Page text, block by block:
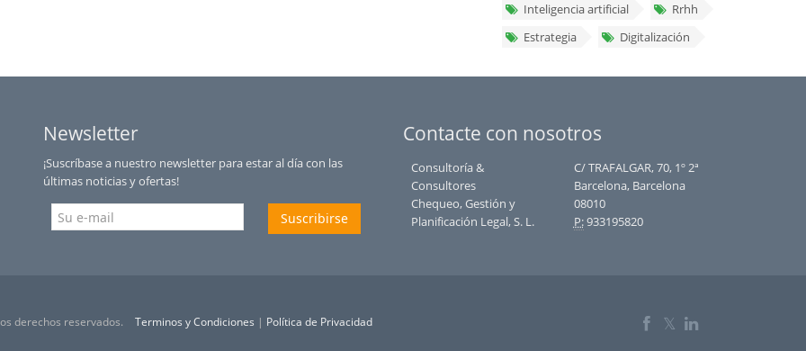
Inteligencia artificial
Rrhh
Estrategia
Digitalización
Newsletter
¡Suscríbase a nuestro newsletter para estar al día con las
últimas noticias y ofertas!
Suscribirse
Contacte con nosotros
Consultoría &
Consultores
Chequeo, Gestión y
Planificación Legal, S. L.
C/ TRAFALGAR, 70, 1º 2ª
Barcelona, Barcelona
08010
P:933195820
derechos reservados. Terminos y Condiciones | Política de Privacidad 𝕏